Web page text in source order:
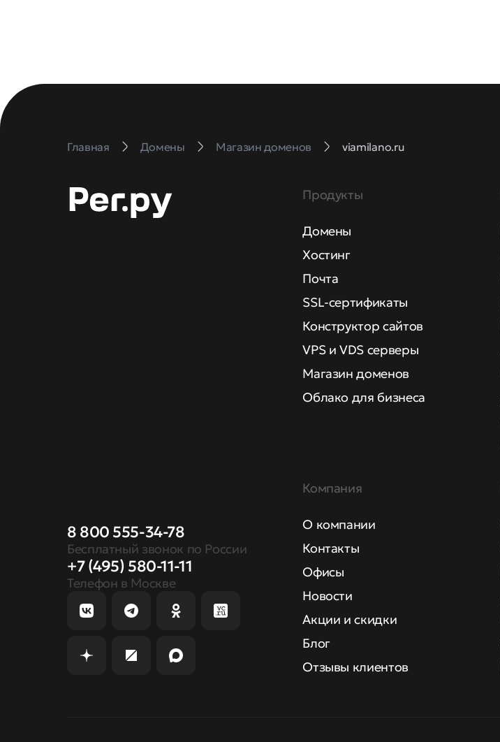
Главная Домены Магазин доменов viamilano.ru
8 800 555-34-78
Бесплатный звонок по России
+7 (495) 580-11-11
Телефон в Москве
Продукты
Домены
Хостинг
Почта
SSL-сертификаты
Конструктор сайтов
VPS и VDS серверы
Магазин доменов
Облако для бизнеса
Компания
О компании
Контакты
Офисы
Новости
Акции и скидки
Блог
Отзывы клиентов